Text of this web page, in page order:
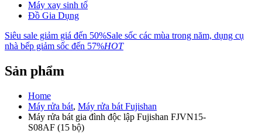
Máy xay sinh tố
Đồ Gia Dụng
Siêu sale giảm giá đến 50%Sale sốc các mùa trong năm, dụng cụ
nhà bếp giảm sốc đến 57%HOT
Sản phẩm
Home
Máy rửa bát, Máy rửa bát Fujishan
Máy rửa bát gia đình độc lập Fujishan FJVN15-
S08AF (15 bộ)